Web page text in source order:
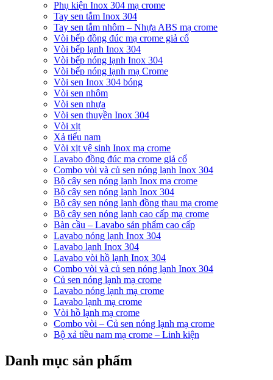
Phụ kiện Inox 304 mạ crome
Tay sen tắm Inox 304
Tay sen tắm nhôm – Nhựa ABS mạ crome
Vòi bếp đồng đúc mạ crome giả cổ
Vòi bếp lạnh Inox 304
Vòi bếp nóng lạnh Inox 304
Vòi bếp nóng lạnh mạ Crome
Vòi sen Inox 304 bóng
Vòi sen nhôm
Vòi sen nhựa
Vòi sen thuyền Inox 304
Vòi xịt
Xả tiểu nam
Vòi xịt vệ sinh Inox mạ crome
Lavabo đồng đúc mạ crome giả cổ
Combo vòi và củ sen nóng lạnh Inox 304
Bộ cây sen nóng lạnh Inox mạ crome
Bộ cây sen nóng lạnh Inox 304
Bộ cây sen nóng lạnh đồng thau mạ crome
Bộ cây sen nóng lạnh cao cấp mạ crome
Bàn cầu – Lavabo sản phẩm cao cấp
Lavabo nóng lạnh Inox 304
Lavabo lạnh Inox 304
Lavabo vòi hồ lạnh Inox 304
Combo vòi và củ sen nóng lạnh Inox 304
Củ sen nóng lạnh mạ crome
Lavabo nóng lạnh mạ crome
Lavabo lạnh mạ crome
Vòi hồ lạnh mạ crome
Combo vòi – Củ sen nóng lạnh mạ crome
Bộ xả tiều nam mạ crome – Linh kiện
Danh mục sản phẩm